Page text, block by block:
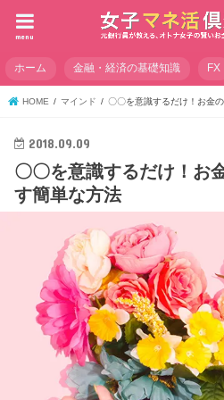
menu
ホーム 金融・経済の基礎知識 FX
HOME マインド 〇〇を意識するだけ！お金
2018.09.09
〇〇を意識するだけ！お
す簡単な方法